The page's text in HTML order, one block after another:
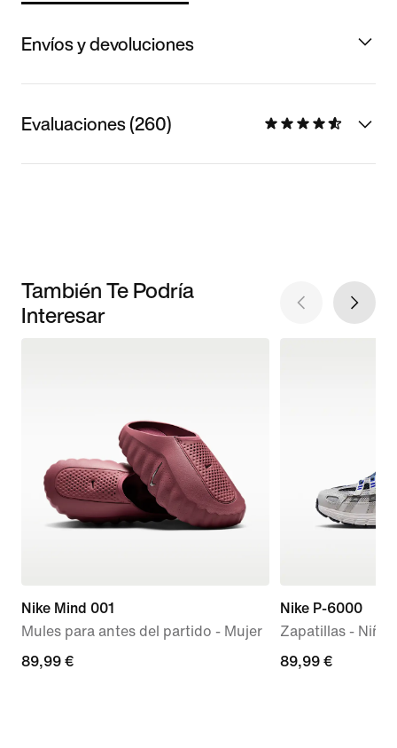
Envíos y devoluciones
Evaluaciones (260)
También Te Podría
Interesar
Nike Mind 001
Mules para antes del partido - Mujer
89,99 €
89,99 €
Nike P-6000
Zapatillas -
89,99 €
89,99 €